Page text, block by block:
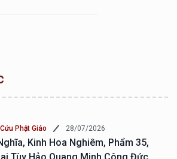
Phật Giáo 28/07/2026
Kinh Hoa Nghiêm, Phẩm 35,